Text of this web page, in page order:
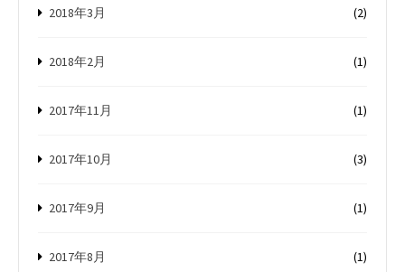
2018年3月 (2)
2018年2月 (1)
2017年11月 (1)
2017年10月 (3)
2017年9月 (1)
2017年8月 (1)